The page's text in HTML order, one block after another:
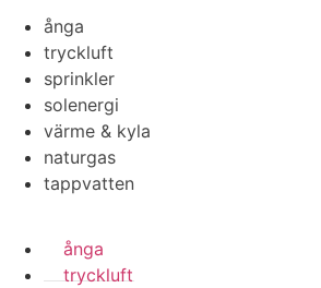
ånga
tryckluft
sprinkler
solenergi
värme & kyla
naturgas
tappvatten
ånga
tryckluft